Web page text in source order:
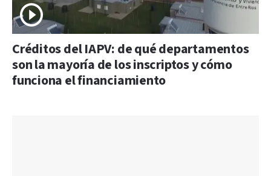
Créditos del IAPV: de qué departamentos
son la mayoría de los inscriptos y cómo
funciona el financiamiento